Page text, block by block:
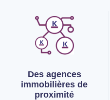
Des agences
immobilières de
proximité